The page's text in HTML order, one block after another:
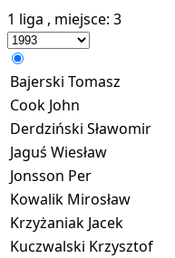
1 liga , miejsce: 3
Bajerski Tomasz
Cook John
Derdziński Sławomir
Jaguś Wiesław
Jonsson Per
Kowalik Mirosław
Krzyżaniak Jacek
Kuczwalski Krzysztof